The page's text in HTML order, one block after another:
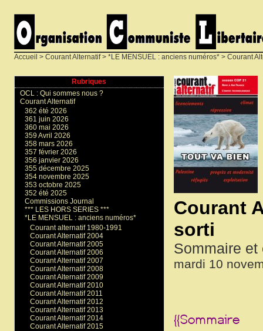
Accueil > Courant Alternatif> *LE MENSUEL : anciens numéros* > Courant
Courant
sorti
Sommaire et
mardi 10
Rubriques
OCL : Qui sommes nous ?
Courant Alternatif
362 été 2026
361 juin 2026
360 mai 2026
359 Avril 2026
358 mars 2026
357 février 2026
356 janvier 2026
355 décembre 2025
354 novembre 2025
353 octobre 2025
352 été 2025
Commissions Journal
*** LES HORS SERIES ***
*LE MENSUEL : anciens numéros*
Courant alternatif 1980-1991
Courant Alternatif 2004
Courant Alternatif 2005
Courant Alternatif 2006
Courant Alternatif 2007
Courant Alternatif 2008
Courant Alternatif 2009
Courant Alternatif 2010
Courant Alternatif 2011
Courant Alternatif 2012
Courant Alternatif 2013
Courant Alternatif 2014
Courant Alternatif 2015